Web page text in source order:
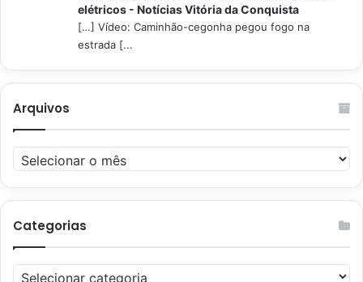
elétricos - Notícias Vitória da Conquista
[…] Vídeo: Caminhão-cegonha pegou fogo na
estrada [...
Arquivos
Arquivos
Categorias
Categorias